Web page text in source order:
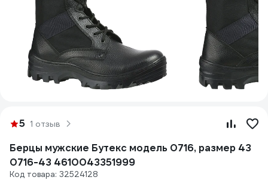
5 1 отзыв
Берцы мужские Бутекс модель 0716, размер 43
0716-43 4610043351999
Код товара: 32524128